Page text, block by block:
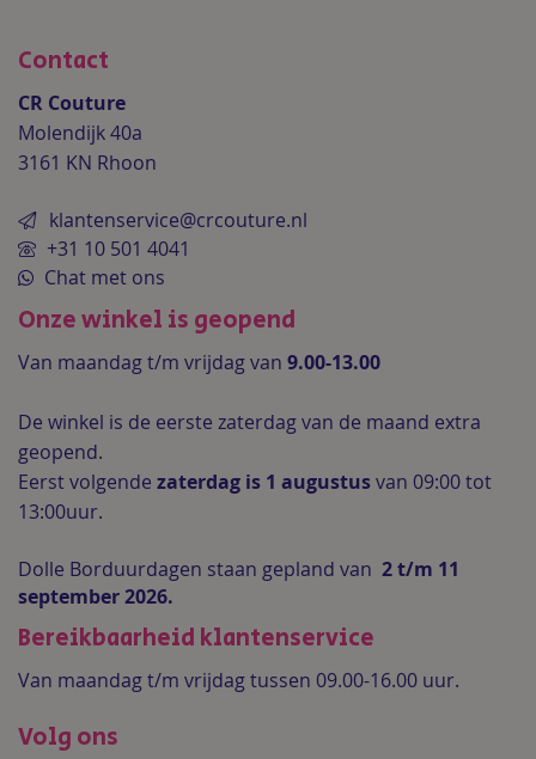
Contact
CR Couture
Molendijk 40a
3161 KN Rhoon
klantenservice@crcouture.nl
+31 10 501 4041
Chat met ons
Onze winkel is geopend
Van maandag t/m vrijdag van 9.00-13.00
De winkel is de eerste zaterdag van de maand extra
geopend.
Eerst volgende zaterdag is 1 augustusvan 09:00 tot
13:00uur.
Dolle Borduurdagen staan gepland van 2 t/m 11
september 2026.
Bereikbaarheid klantenservice
Van maandag t/m vrijdag tussen 09.00-16.00 uur.
Volg ons